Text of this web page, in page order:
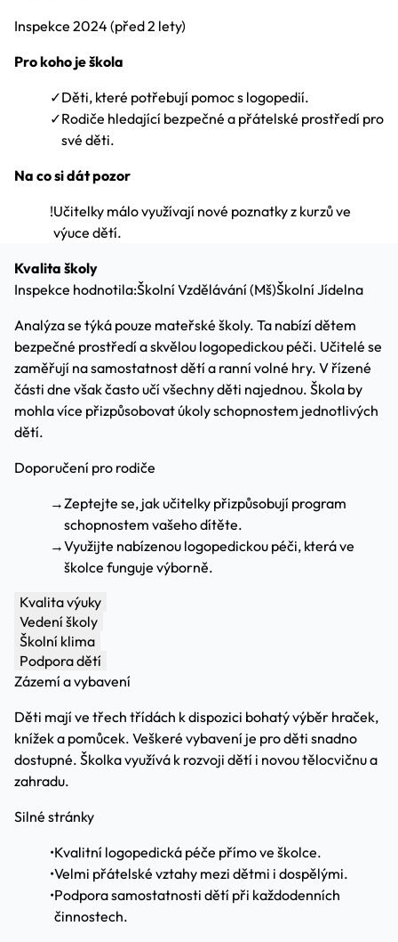
Inspekce 2024 (před 2 lety)
Pro koho je škola
✓Děti, které potřebují pomoc s logopedií.
✓Rodiče hledající bezpečné a přátelské prostředí pro
své děti.
Na co si dát pozor
!Učitelky málo využívají nové poznatky z kurzů ve
výuce dětí.
Kvalita školy
Inspekce hodnotila:Školní Vzdělávání (Mš)Školní Jídelna
Analýza se týká pouze mateřské školy. Ta nabízí dětem
bezpečné prostředí a skvělou logopedickou péči. Učitelé se
zaměřují na samostatnost dětí a ranní volné hry. V řízené
části dne však často učí všechny děti najednou. Škola by
mohla více přizpůsobovat úkoly schopnostem jednotlivých
dětí.
Doporučení pro rodiče
→Zeptejte se, jak učitelky přizpůsobují program
schopnostem vašeho dítěte.
→Využijte nabízenou logopedickou péči, která ve
školce funguje výborně.
Kvalita výuky
Vedení školy
Školní klima
Podpora dětí
Zázemí a vybavení
Děti mají ve třech třídách k dispozici bohatý výběr hraček,
knížek a pomůcek. Veškeré vybavení je pro děti snadno
dostupné. Školka využívá k rozvoji dětí i novou tělocvičnu a
zahradu.
Silné stránky
•Kvalitní logopedická péče přímo ve školce.
•Velmi přátelské vztahy mezi dětmi i dospělými.
•Podpora samostatnosti dětí při každodenních
činnostech.